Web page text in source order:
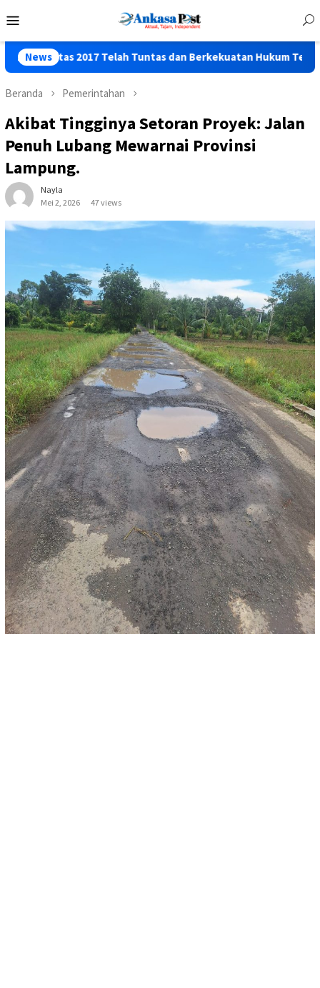
ke
Mobile
News
Telah Tuntas dan Berkekuatan Hukum Tetap Polres
Beranda Pemerintahan
Akibat Tingginya Setoran Proyek: Jalan
Penuh Lubang Mewarnai Provinsi
Lampung.
Nayla
Mei 2, 2026
47 views